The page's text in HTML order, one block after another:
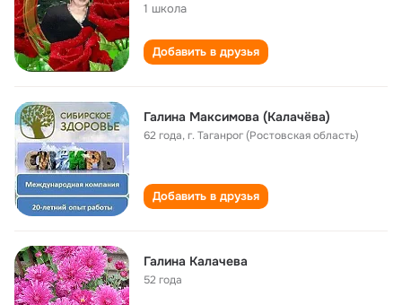
1 школа
Добавить в друзья
Галина Максимова (Калачёва)
62 года,г. Таганрог (Ростовская область)
Добавить в друзья
Галина Калачева
52 года